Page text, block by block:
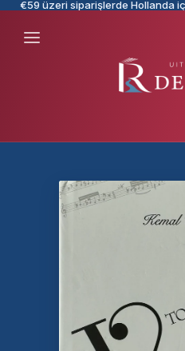
€59 üzeri siparişlerde Hollanda